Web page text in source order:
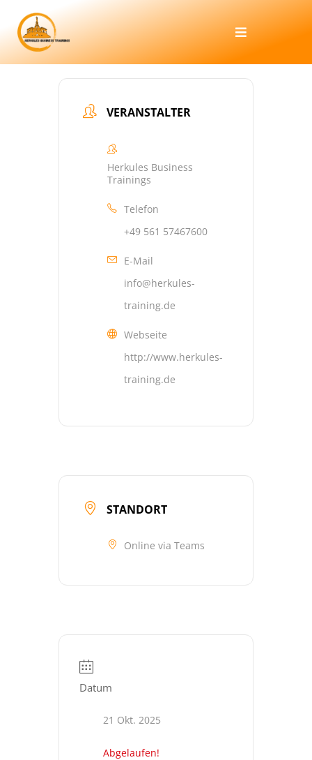
Inhalt
springen
Toggle
KUNDENPORTAL
UNTERNEHMEN
VERANSTALTER
Herkules Business
Trainings
Telefon
+49 561 57467600
E-Mail
info@herkules-
training.de
Webseite
http://www.herkules-
training.de
STANDORT
Online via Teams
Datum
21 Okt. 2025
Abgelaufen!